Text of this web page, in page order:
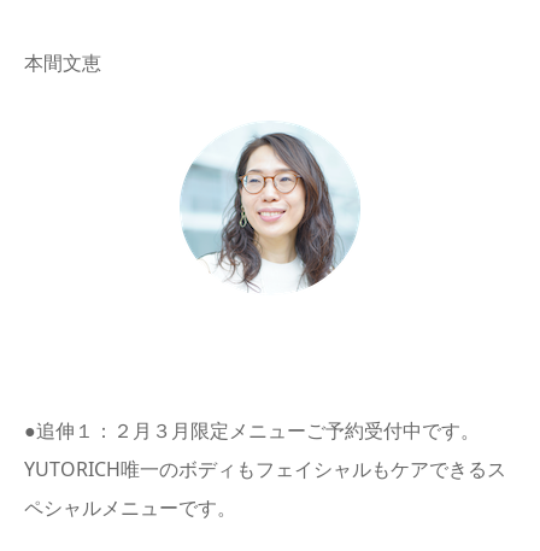
本間文恵
●追伸１：２月３月限定メニューご予約受付中です。
YUTORICH唯一のボディもフェイシャルもケアできるス
ペシャルメニューです。